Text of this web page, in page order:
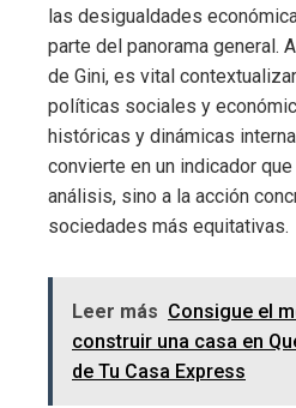
las desigualdades
parte del panorama general.
de Gini, es vital
políticas sociales y
históricas y dinámicas
convierte en un indicador
análisis, sino a la acción
sociedades más equitativas.
Leer más Consigue el
construir una casa en
de Tu Casa Express